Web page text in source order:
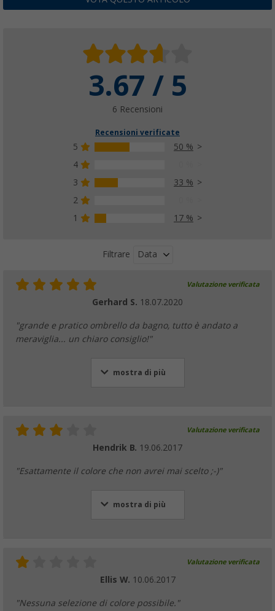
3.67 / 5
6 Recensioni
Recensioni verificate
5
50 %
4
3
33 %
2
1
17 %
Filtrare Data
Valutazione verificata
Gerhard S. 18.07.2020
"grande e pratico ombrello da bagno, tutto è andato a
meraviglia... un chiaro consiglio!"
mostra di più
Valutazione verificata
Hendrik B. 19.06.2017
"Esattamente il colore che non avrei mai scelto ;-)"
mostra di più
Valutazione verificata
Ellis W. 10.06.2017
"Nessuna selezione di colore possibile."